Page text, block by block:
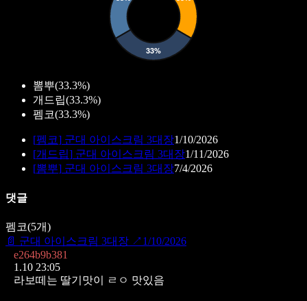
뽐뿌(33.3%)
개드립(33.3%)
펨코(33.3%)
[펨코] 군대 아이스크림 3대장1/10/2026
[개드립] 군대 아이스크림 3대장1/11/2026
[뽐뿌] 군대 아이스크림 3대장7/4/2026
댓글
펨코(5개)
📄 군대 아이스크림 3대장 ↗ 1/10/2026
e264b9b381
1.10 23:05
라보떼는 딸기맛이 ㄹㅇ 맛있음